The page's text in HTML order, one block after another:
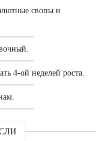
свопы и
4-ой неделей роста.